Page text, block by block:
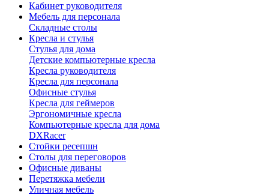
Кабинет руководителя
Мебель для персонала
Складные столы
Кресла и стулья
Стулья для дома
Детские компьютерные кресла
Кресла руководителя
Кресла для персонала
Офисные стулья
Кресла для геймеров
Эргономичные кресла
Компьютерные кресла для дома
DXRacer
Стойки ресепшн
Столы для переговоров
Офисные диваны
Перетяжка мебели
Уличная мебель